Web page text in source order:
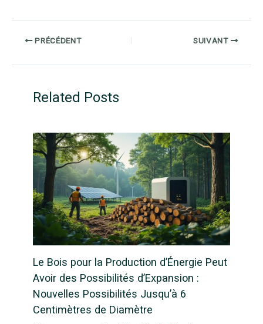
PRÉCÉDENT SUIVANT
Related Posts
Le Bois pour la Production d’Énergie Peut
Avoir des Possibilités d’Expansion :
Nouvelles Possibilités Jusqu’à 6
Centimètres de Diamètre